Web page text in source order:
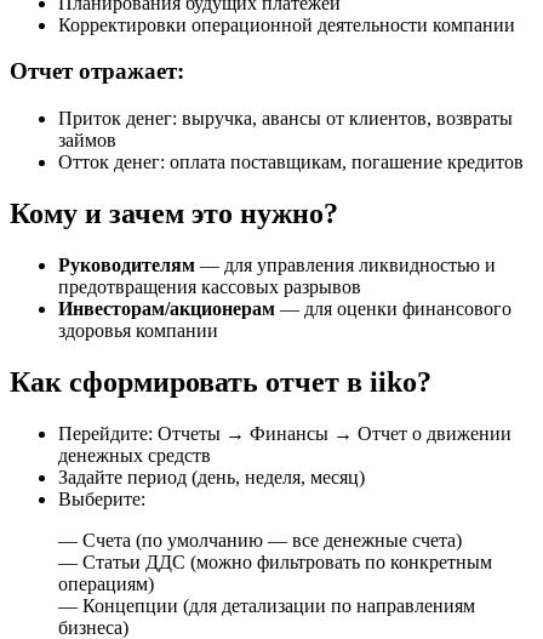
Корректировки операционной деятельности компании
Отчет отражает:
Приток денег: выручка, авансы от клиентов, возвраты
займов
Отток денег: оплата поставщикам, погашение кредитов
Кому и зачем это нужно?
Руководителям — для управления ликвидностью и
предотвращения кассовых разрывов
Инвесторам/акционерам — для оценки финансового
здоровья компании
Как сформировать отчет в iiko?
Перейдите: Отчеты → Финансы → Отчет о движении
денежных средств
Задайте период (день, неделя, месяц)
Выберите:
— Счета (по умолчанию — все денежные счета)
— Статьи ДДС (можно фильтровать по конкретным
операциям)
— Концепции (для детализации по направлениям
бизнеса)